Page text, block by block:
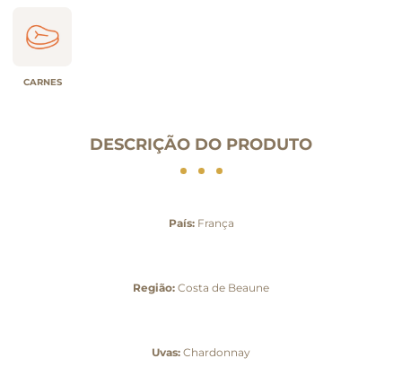
CARNES
DESCRIÇÃO DO PRODUTO
País:França
Região: Costa de Beaune
Uvas: Chardonnay